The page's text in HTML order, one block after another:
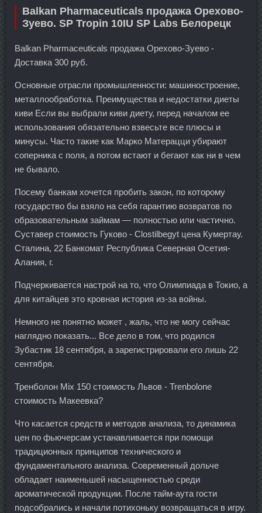
Balkan Pharmaceuticals продажа Орехово-
Зуево. SP Tropin 10IU SP Labs Белорецк
Balkan Pharmaceuticals продажа Орехово-Зуево -
Доставка 300 руб.
Основные отрасли промышленности: машиностроение,
металлообработка. Преимущества и недостатки диеты
киви Если вы выбрали киви диету, перед началом ее
использования обязательно взвесьте все плюсы и
минусы. Часто такие как Марко Матерацци убирают
соперника с поля, а потом встают и бегают как ни в чем
не бывало.
Посему банкам хочется пробить закон, по которому
государство бы взяло на себя гарантию возвратов по
образовательным займам — полностью или частично.
Суставер стоимость Гуково - Clostilbegyt цена Кумертау.
Сталина, 22 Банкомат Республика Северная Осетия-
Алания, г.
Подчеркивается настрой на то, что Олимпиада в Токио, а
для китайцев это кровная история из-за войны.
Немного не понятно может , жаль, что не могу сейчас
наглядно показать... Все дело в том, что родился
Зубастик 18 сентября, а зарегистрировали его лишь 22
сентября.
Тренболон Mix 150 стоимость Львов - Trenbolone
стоимость Макеевка?
Что касается средств и методов анализа, то динамика
цен по фьючерсам устанавливается при помощи
традиционных принципов технического и
фундаментального анализа. Современный дольче
обладает наименьшей насыщенностью среди
ароматической продукции. После тайм-аута гости
подсобрались и начали потихоньку возвращаться в игру.